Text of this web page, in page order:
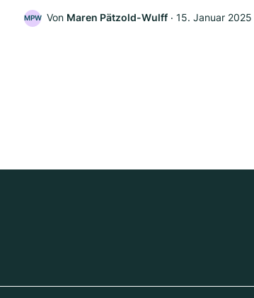
MPW Von Maren Pätzold-Wulff ‧ 15. Januar 2025